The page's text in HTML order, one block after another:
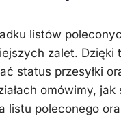
listów
zalet. Dzięki
status przesyłki
omówimy,
listu poleconego